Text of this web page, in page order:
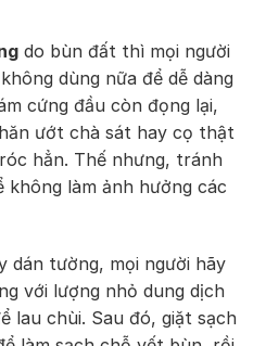
do bùn đất thì mọi người
dùng nữa để dễ dàng
cứng đầu còn đọng lại,
ướt chà sát hay cọ thật
hẳn. Thế nhưng, tránh
không làm ảnh hưởng các
dán tường, mọi người hãy
với lượng nhỏ dung dịch
lau chùi. Sau đó, giặt sạch